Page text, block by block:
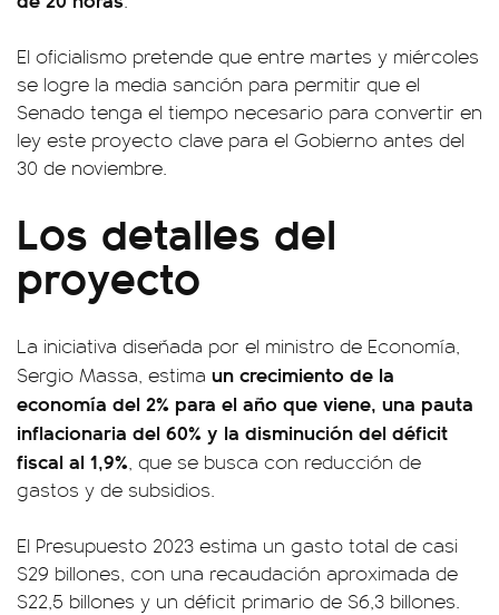
El oficialismo pretende que entre martes y miércoles
se logre la media sanción para permitir que el
Senado tenga el tiempo necesario para convertir en
ley este proyecto clave para el Gobierno antes del
30 de noviembre.
Los detalles del
proyecto
La iniciativa diseñada por el ministro de Economía,
Sergio Massa, estima un crecimiento de la
economía del 2% para el año que viene, una pauta
inflacionaria del 60% y la disminución del déficit
fiscal al 1,9%, que se busca con reducción de
gastos y de subsidios.
El Presupuesto 2023 estima un gasto total de casi
$29 billones, con una recaudación aproximada de
$22,5 billones y un déficit primario de $6,3 billones.